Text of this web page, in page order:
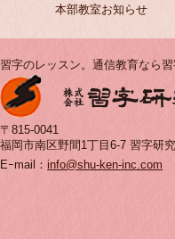
本部教室お知らせ
習字のレッスン。通信教育なら習
〒815-0041
福岡市南区野間1丁目6-7 習字研
Eｰmail： info@shu-ken-inc.com